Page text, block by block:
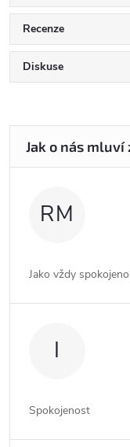
Recenze
Diskuse
RM
Jako vždy
I
Spokojenost